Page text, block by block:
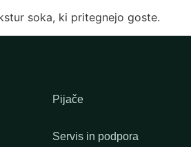
soka, ki pritegnejo goste.
Pijače
Servis in podpora